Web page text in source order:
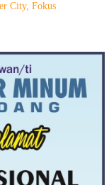
City, Fokus